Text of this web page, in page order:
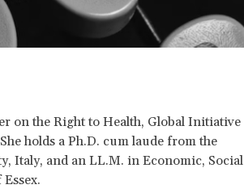
on the Right to Health, Global Initiative
holds a Ph.D. cum laude from the
Italy, and an LL.M. in Economic, Social